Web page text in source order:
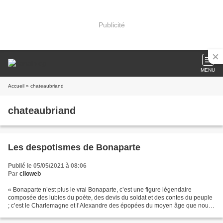
Publicité
MENU
Accueil » chateaubriand
chateaubriand
Les despotismes de Bonaparte
Publié le 05/05/2021 à 08:06
Par clioweb
« Bonaparte n’est plus le vrai Bonaparte, c’est une figure légendaire
composée des lubies du poète, des devis du soldat et des contes du peuple
; c’est le Charlemagne et l’Alexandre des épopées du moyen âge que nous